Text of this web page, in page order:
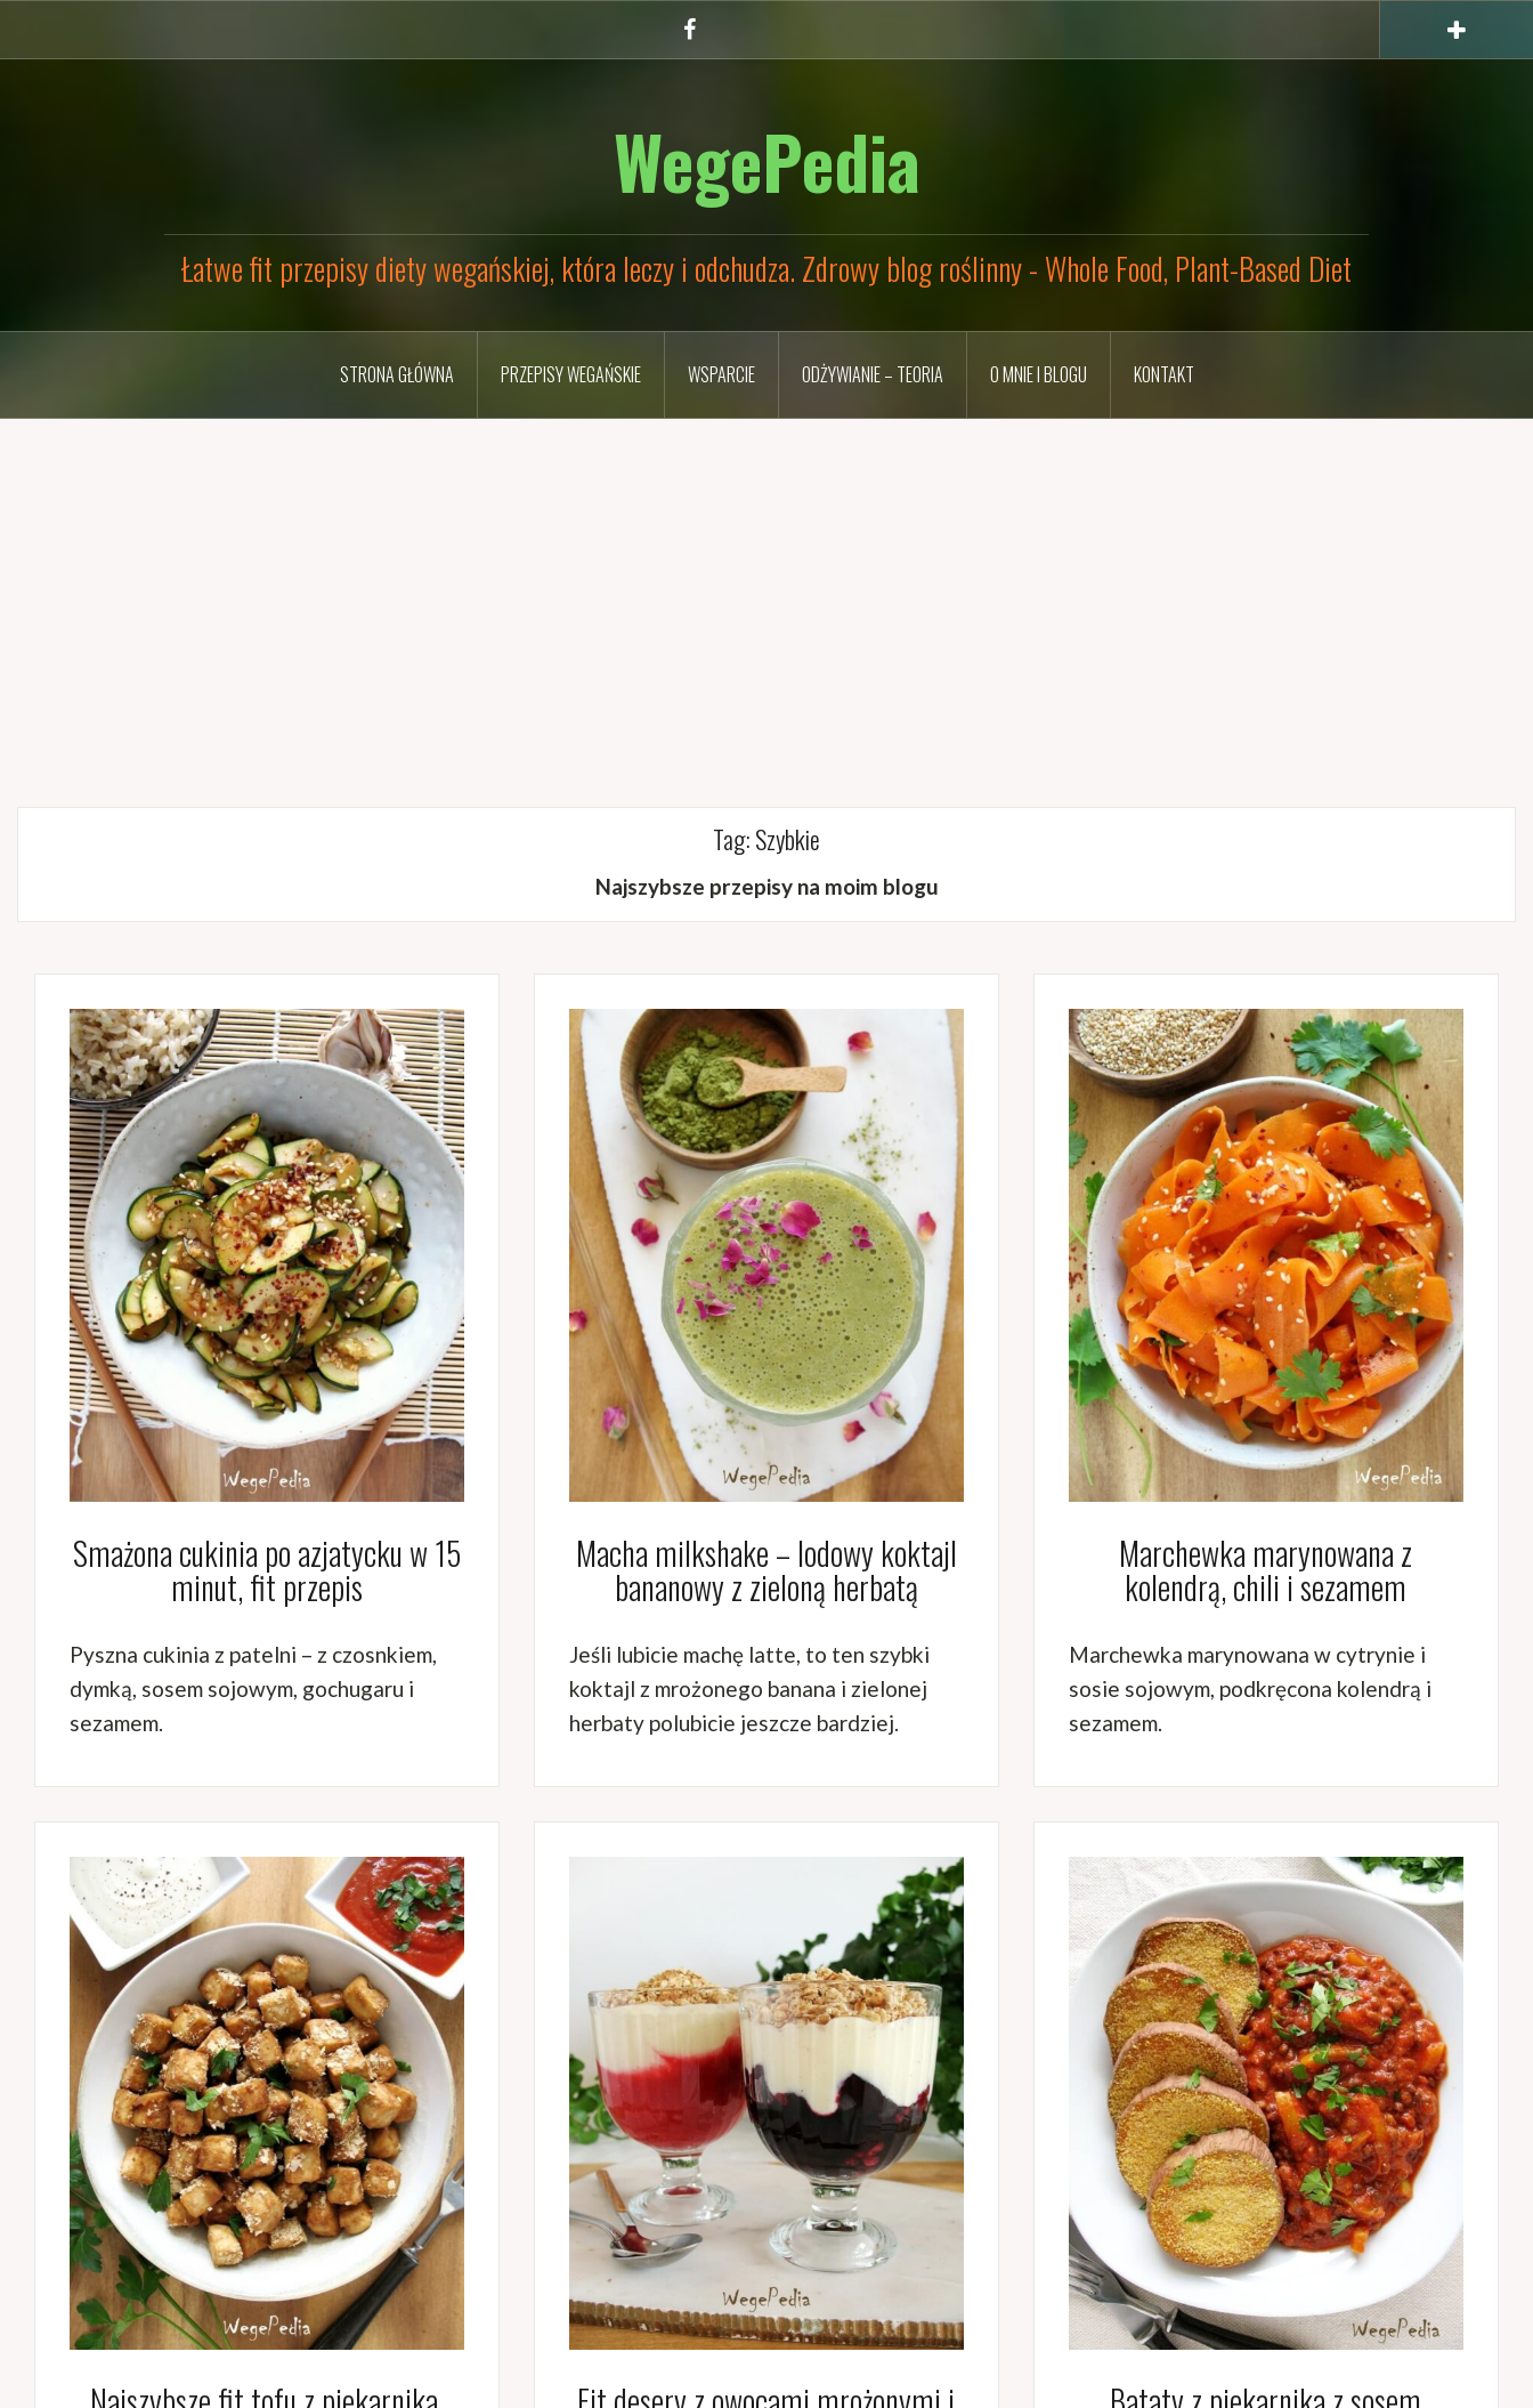
WegePedia
Łatwe fit przepisy diety wegańskiej, która leczy i odchudza. Zdrowy blog roślinny - Whole Food, Plant-Based Diet
STRONA GŁÓWNA PRZEPISY WEGAŃSKIE WSPARCIE ODŻYWIANIE – TEORIA O MNIE I BLOGU KONTAKT
Tag:Szybkie
Najszybsze przepisy na moim blogu
Smażona cukinia po azjatycku w 15
minut, fit przepis
Pyszna cukinia z patelni – z czosnkiem,
dymką, sosem sojowym, gochugaru i
sezamem.
Macha milkshake – lodowy koktajl
bananowy z zieloną herbatą
Jeśli lubicie machę latte, to ten szybki
koktajl z mrożonego banana i zielonej
herbaty polubicie jeszcze bardziej.
Marchewka marynowana z
kolendrą, chili i sezamem
Marchewka marynowana w cytrynie i
sosie sojowym, podkręcona kolendrą i
sezamem.